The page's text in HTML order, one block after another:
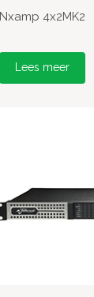
Nxamp 4x2MK2
Lees meer